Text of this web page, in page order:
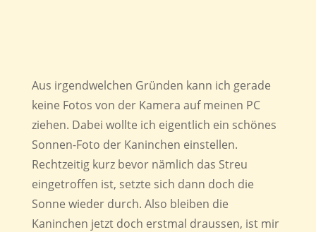
Aus irgendwelchen Gründen kann ich gerade
keine Fotos von der Kamera auf meinen PC
ziehen. Dabei wollte ich eigentlich ein schönes
Sonnen-Foto der Kaninchen einstellen.
Rechtzeitig kurz bevor nämlich das Streu
eingetroffen ist, setzte sich dann doch die
Sonne wieder durch. Also bleiben die
Kaninchen jetzt doch erstmal draussen, ist mir